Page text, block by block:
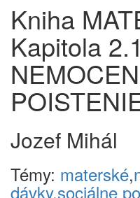
Kniha
Kapitola 2.1
Jozef Mihál
Témy: materské,
dávky,sociálne